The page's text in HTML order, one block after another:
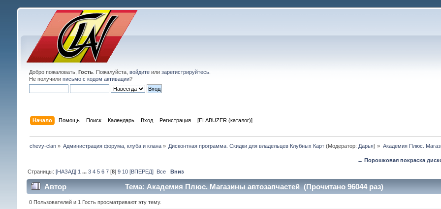
Добро пожаловать, Гость. Пожалуйста, войдитеили зарегистрируйтесь.
Не получили письмо с кодом активации?
Начало Помощь Поиск Календарь Вход Регистрация [ELABUZER (каталог)]
chevy-clan» Администрация форума, клуба и клана » Дисконтная программа. Скидки для владельцев Клубных Карт (Модератор: Дарья) » Академия Плюс.
← Порошковая покраска
Страницы: [НАЗАД] 1 ... 3 4 5 6 7[8] 9 10 [ВПЕРЕД] Все Вниз
Автор Тема: Академия Плюс. Магазины автозапчастей (Прочитано 96044 раз)
0 Пользователей и 1 Гость просматривают эту тему.